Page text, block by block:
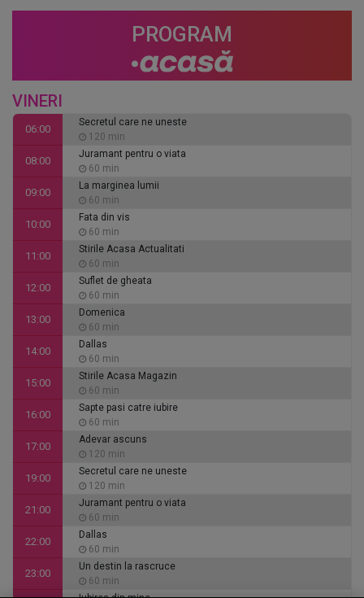
PROGRAM
VINERI
06:00
Secretul care ne uneste
120 min
08:00
Juramant pentru o viata
60 min
09:00
La marginea lumii
60 min
10:00
Fata din vis
60 min
11:00
Stirile Acasa Actualitati
60 min
12:00
Suflet de gheata
60 min
13:00
Domenica
60 min
14:00
Dallas
60 min
15:00
Stirile Acasa Magazin
60 min
16:00
Sapte pasi catre iubire
60 min
17:00
Adevar ascuns
120 min
19:00
Secretul care ne uneste
120 min
21:00
Juramant pentru o viata
60 min
22:00
Dallas
60 min
23:00
Un destin la rascruce
60 min